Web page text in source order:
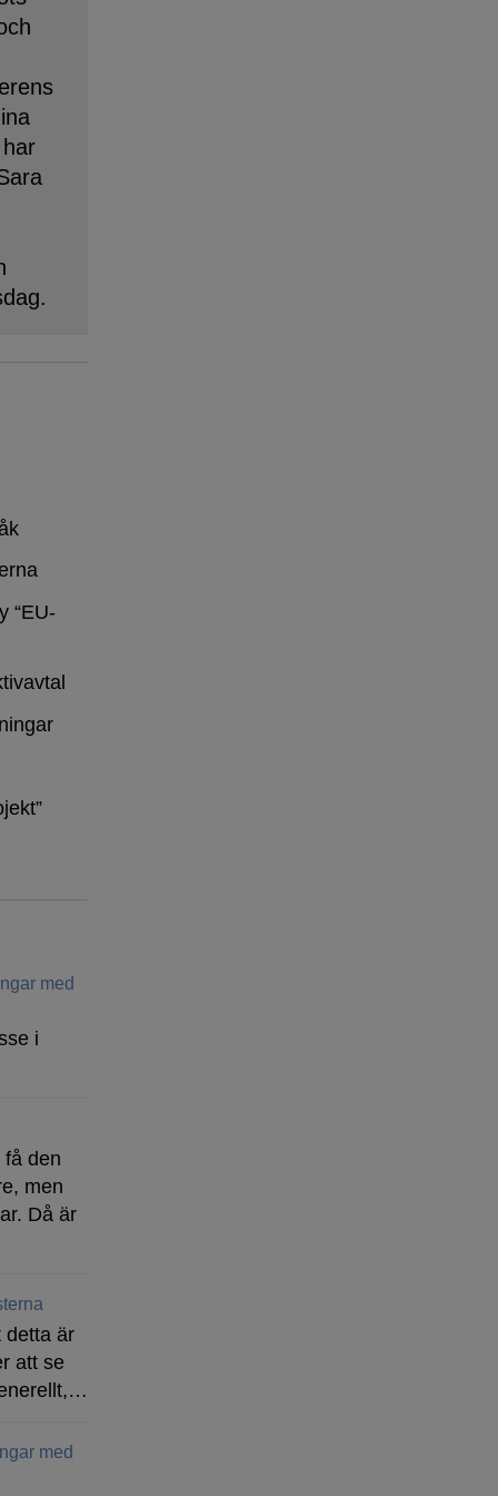
“EU-
med
i
få den
men
Då är
detta är
att se
med